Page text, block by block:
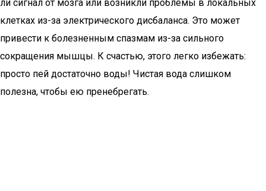
ли сигнал от мозга или возникли проблемы в локальных
клетках из-за электрического дисбаланса. Это может
привести к болезненным спазмам из-за сильного
сокращения мышцы. К счастью, этого легко избежать:
просто пей достаточно воды! Чистая вода слишком
полезна, чтобы ею пренебрегать.